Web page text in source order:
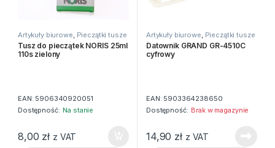
Artykuły biurowe Pieczątki tusze
datowniki
Tusz do pieczątek NORIS 25ml
110s zielony
EAN: 5906340920051
Dostępność: Na stanie
8,00 zł z VAT
Artykuły biurowe Pieczątki tusze
datowniki
Datownik GRAND GR-4510C
cyfrowy
EAN: 5903364238650
Dostępność: Brak w magazynie
14,90 zł z VAT